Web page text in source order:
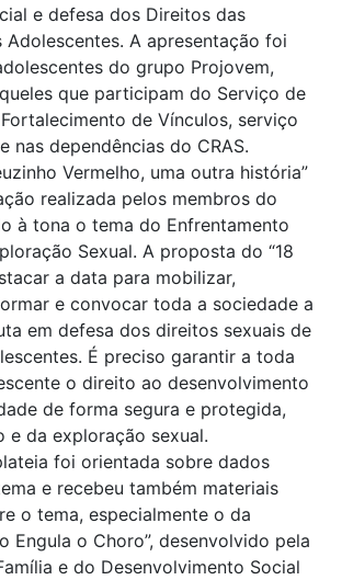
e defesa dos Direitos das
Adolescentes. A apresentação foi
do grupo Projovem,
que participam do Serviço de
de Vínculos, serviço
nas dependências do CRAS.
Vermelho, uma outra história”
realizada pelos membros do
à tona o tema do Enfrentamento
Sexual. A proposta do “18
a data para mobilizar,
e convocar toda a sociedade a
em defesa dos direitos sexuais de
É preciso garantir a toda
o direito ao desenvolvimento
de forma segura e protegida,
e da exploração sexual.
foi orientada sobre dados
e recebeu também materiais
o tema, especialmente o da
Engula o Choro”, desenvolvido pela
e do Desenvolvimento Social